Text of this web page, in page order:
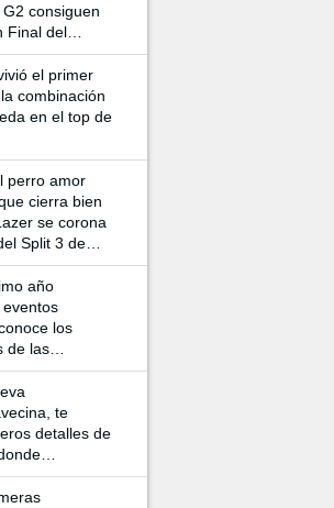
consiguen
Final del
el primer
combinación
en el top de
perro amor
cierra bien
se corona
Split 3 de
año
los
de las
VCT
te
detalles de
y Game